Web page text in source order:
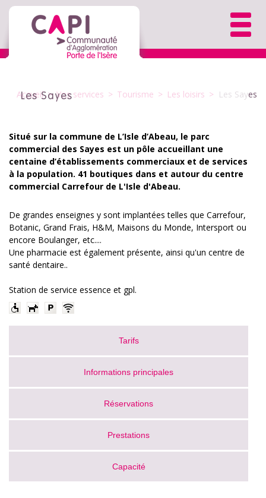
Accueil > Vos services > Tourisme > Les loisirs > Les Sayes
Les Sayes
Situé sur la commune de L’Isle d’Abeau, le parc
commercial des Sayes est un pôle accueillant une
centaine d’établissements commerciaux et de services
à la population. 41 boutiques dans et autour du centre
commercial Carrefour de L'Isle d'Abeau.
De grandes enseignes y sont implantées telles que Carrefour,
Botanic, Grand Frais, H&M, Maisons du Monde, Intersport ou
encore Boulanger, etc....
Une pharmacie est également présente, ainsi qu'un centre de
santé dentaire..
Station de service essence et gpl.
Tarifs
Informations principales
Réservations
Prestations
Capacité